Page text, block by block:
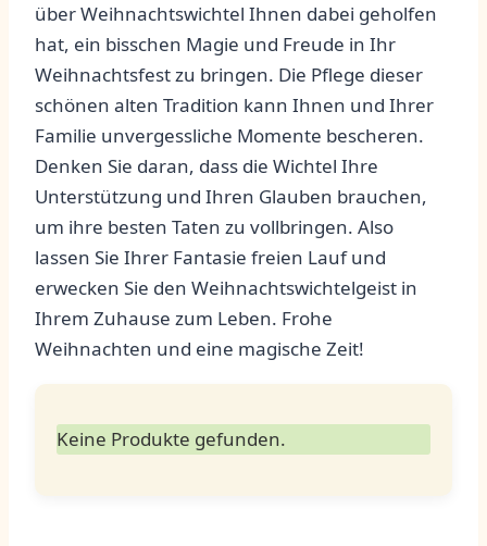
über Weihnachtswichtel Ihnen ‍dabei geholfen
hat, ein bisschen Magie und Freude in ⁣Ihr
Weihnachtsfest zu bringen. Die Pflege dieser
schönen alten Tradition kann Ihnen und Ihrer
Familie ⁢unvergessliche Momente bescheren.
Denken Sie daran,‌ dass die‌ Wichtel Ihre
Unterstützung und Ihren Glauben brauchen,
um ihre besten Taten zu vollbringen. ‌Also
lassen Sie Ihrer Fantasie freien Lauf und
erwecken​ Sie den‌ Weihnachtswichtelgeist in
Ihrem Zuhause zum Leben. ⁢Frohe
‍Weihnachten und eine magische Zeit!
Keine Produkte gefunden.